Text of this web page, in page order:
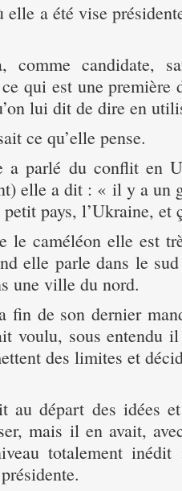
elle a été vise
candidate,
qui est une première
lui dit de dire en
ce qu’elle pense.
a parlé du conflit en
elle a dit : « il y a un
pays, l’Ukraine, et
le caméléon elle est
elle parle dans le
une ville du nord.
fin de son dernier
voulu, sous entendu
des limites et
au départ des idées
mais il en avait,
totalement